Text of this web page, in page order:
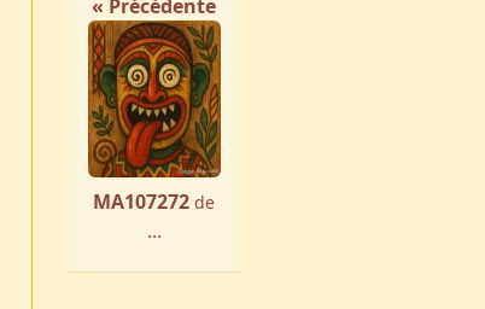
« Précédente
MA107272 de
...